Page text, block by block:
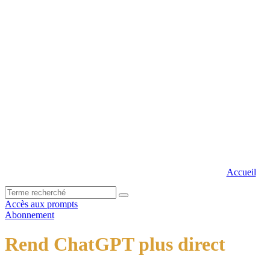
Accueil
Accès aux prompts
Abonnement
Rend ChatGPT plus direct